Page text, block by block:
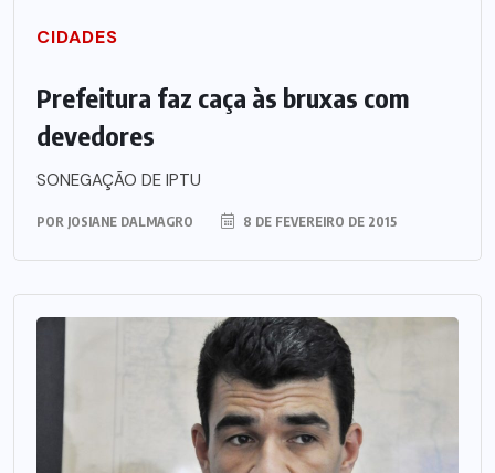
CIDADES
Prefeitura faz caça às bruxas com
devedores
SONEGAÇÃO DE IPTU
POR JOSIANE DALMAGRO 8 DE FEVEREIRO DE 2015